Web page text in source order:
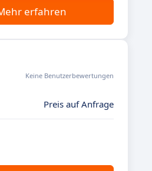
erfahren
Keine Benutzerbewertungen
Preis auf Anfrage